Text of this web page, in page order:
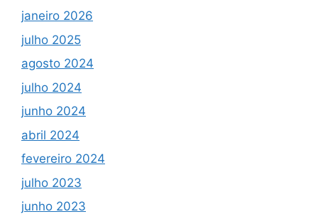
janeiro 2026
julho 2025
agosto 2024
julho 2024
junho 2024
abril 2024
fevereiro 2024
julho 2023
junho 2023